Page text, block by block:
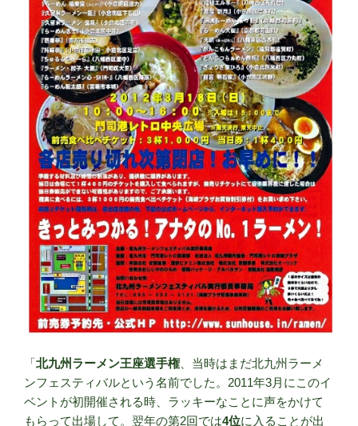
「北九州ラーメン王座選手権、当時はまだ北九州ラーメ
ンフェスティバルという名前でした。2011年3月にこのイ
ベントが初開催される時、ラッキーなことに声をかけて
もらって出場して。翌年の第2回では4位に入ることが出